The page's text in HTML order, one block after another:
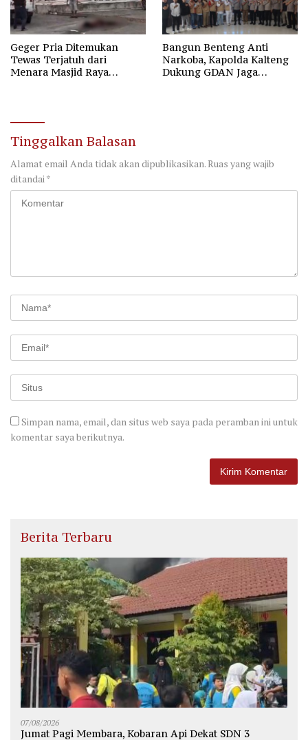
Geger Pria Ditemukan
Tewas Terjatuh dari
Menara Masjid Raya
Bangun Benteng Anti
Narkoba, Kapolda Kalteng
Dukung GDAN Jaga
Tinggalkan Balasan
Alamat email Anda tidak akan dipublikasikan.Ruas yang wajib
ditandai *
Simpan nama, email, dan situs web saya pada peramban ini untuk
komentar saya berikutnya.
Berita Terbaru
07/08/2026
Jumat Pagi Membara, Kobaran Api Dekat SDN 3